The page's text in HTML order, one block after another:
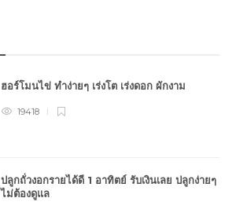
ฮอร์โมนไข่ ทำง่ายๆ เร่งโต เร่งดอก ผักงาม
19418
ปลูกถั่วงอกรายได้ดี 1 อาทิตย์ รับเงินเลย ปลูกง่ายๆ
ไม่ต้องดูแล